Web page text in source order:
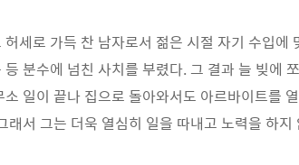
세로 가득 찬 남자로서 젊은 시절 자기 수입에
분수에 넘친 사치를 부렸다. 그 결과 늘 빚에
일이 끝나 집으로 돌아와서도 아르바이트를
래서 그는 더욱 열심히 일을 따내고 노력을 하지